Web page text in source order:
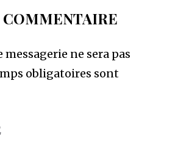
COMMENTAIRE
messagerie ne sera pas
obligatoires sont